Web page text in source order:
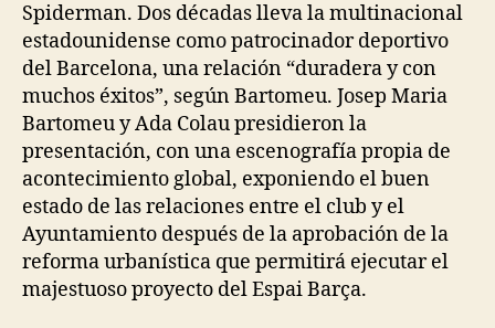
Spiderman. Dos décadas lleva la multinacional
estadounidense como patrocinador deportivo
del Barcelona, una relación “duradera y con
muchos éxitos”, según Bartomeu. Josep Maria
Bartomeu y Ada Colau presidieron la
presentación, con una escenografía propia de
acontecimiento global, exponiendo el buen
estado de las relaciones entre el club y el
Ayuntamiento después de la aprobación de la
reforma urbanística que permitirá ejecutar el
majestuoso proyecto del Espai Barça.